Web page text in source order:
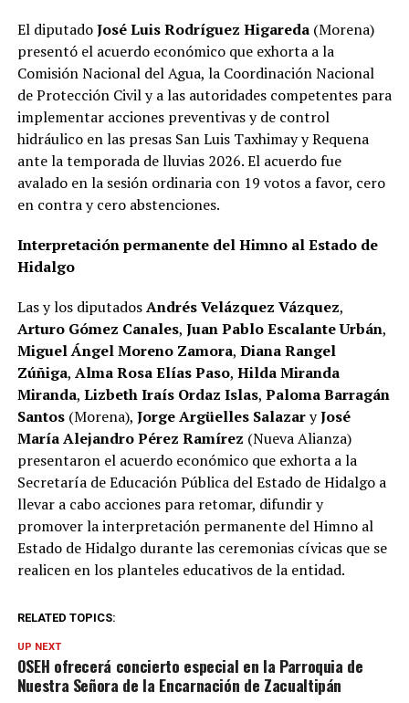
El diputadoJosé Luis Rodríguez Higareda(Morena)
presentó el acuerdo económico que exhorta a la
Comisión Nacional del Agua, la Coordinación Nacional
de Protección Civil y a las autoridades competentes para
implementar acciones preventivas y de control
hidráulico en las presas San Luis Taxhimay y Requena
ante la temporada de lluvias 2026. El acuerdo fue
avalado en la sesión ordinaria con 19 votos a favor, cero
en contra y cero abstenciones.
Interpretación permanente del Himno al Estado de
Hidalgo
Las y los diputadosAndrés Velázquez Vázquez,
Arturo Gómez Canales, Juan Pablo Escalante Urbán,
Miguel Ángel Moreno Zamora, Diana Rangel
Zúñiga, Alma Rosa Elías Paso, Hilda Miranda
Miranda, Lizbeth Iraís Ordaz Islas, Paloma Barragán
Santos(Morena), Jorge Argüelles SalazaryJosé
María Alejandro Pérez Ramírez (Nueva Alianza)
presentaron el acuerdo económico que exhorta a la
Secretaría de Educación Pública del Estado de Hidalgo a
llevar a cabo acciones para retomar, difundir y
promover la interpretación permanente del Himno al
Estado de Hidalgo durante las ceremonias cívicas que se
realicen en los planteles educativos de la entidad.
RELATED TOPICS:
UP NEXT
OSEH ofrecerá concierto especial en la Parroquia de
Nuestra Señora de la Encarnación de Zacualtipán